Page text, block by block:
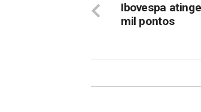
Ibovespa
mil pontos